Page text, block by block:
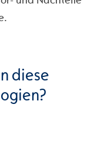
diese